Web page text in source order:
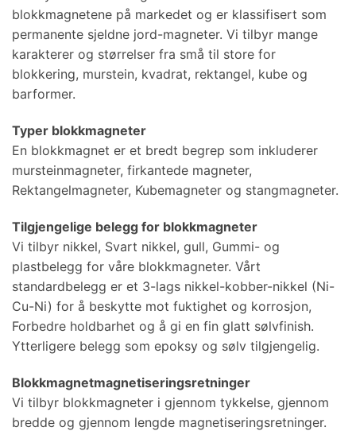
blokkmagnetene på markedet og er klassifisert som
permanente sjeldne jord-magneter. Vi tilbyr mange
karakterer og størrelser fra små til store for
blokkering, murstein, kvadrat, rektangel, kube og
barformer.
Typer blokkmagneter
En blokkmagnet er et bredt begrep som inkluderer
mursteinmagneter, firkantede magneter,
Rektangelmagneter, Kubemagneter og stangmagneter.
Tilgjengelige belegg for blokkmagneter
Vi tilbyr nikkel, Svart nikkel, gull, Gummi- og
plastbelegg for våre blokkmagneter. Vårt
standardbelegg er et 3-lags nikkel-kobber-nikkel (Ni-
Cu-Ni) for å beskytte mot fuktighet og korrosjon,
Forbedre holdbarhet og å gi en fin glatt sølvfinish.
Ytterligere belegg som epoksy og sølv tilgjengelig.
Blokkmagnetmagnetiseringsretninger
Vi tilbyr blokkmagneter i gjennom tykkelse, gjennom
bredde og gjennom lengde magnetiseringsretninger.